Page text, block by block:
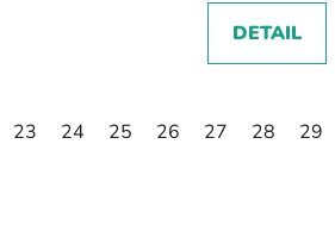
DETAIL
23 24 25 26 27 28 29